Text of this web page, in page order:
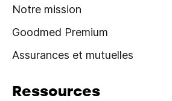
Notre mission
Goodmed Premium
Assurances et mutuelles
Ressources